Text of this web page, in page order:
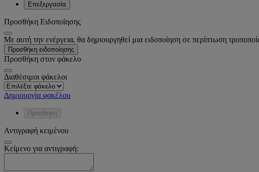
Επεξεργασία
Προσθήκη Ειδοποίησης
Με αυτή την ενέργεια, θα δημιουργηθεί μια ειδοποίηση σε περίπτωση
Προσθήκη ειδοποίησης
Προσθήκη στον φάκελο
Διαθέσιμοι φάκελοι
Δημιουργία φακέλου
Προσθήκη
Αντιγραφή κειμένου
Κείμενο για αντιγραφή: